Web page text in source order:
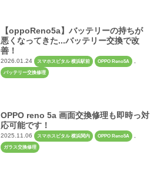
【oppoReno5a】バッテリーの持ちが
悪くなってきた...バッテリー交換で改
善！
2026.01.24 スマホスピタル 横浜駅前 OPPO Reno5A ,
バッテリー交換修理
OPPO reno 5a 画面交換修理も即時っ対
応可能です！
2025.11.06 スマホスピタル 横浜関内 OPPO Reno5A ,
ガラス交換修理